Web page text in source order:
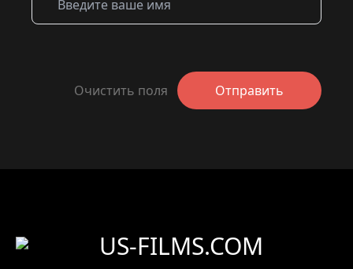
Очистить поля Отправить
US-FILMS.COM